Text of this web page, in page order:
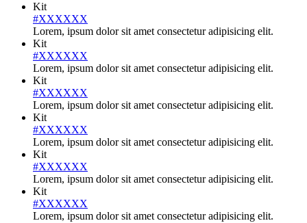
Kit
#XXXXXX
Lorem, ipsum dolor sit amet consectetur adipisicing elit.
Kit
#XXXXXX
Lorem, ipsum dolor sit amet consectetur adipisicing elit.
Kit
#XXXXXX
Lorem, ipsum dolor sit amet consectetur adipisicing elit.
Kit
#XXXXXX
Lorem, ipsum dolor sit amet consectetur adipisicing elit.
Kit
#XXXXXX
Lorem, ipsum dolor sit amet consectetur adipisicing elit.
Kit
#XXXXXX
Lorem, ipsum dolor sit amet consectetur adipisicing elit.